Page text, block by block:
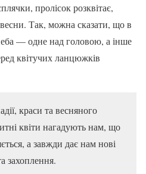
пролісок розквітає,
Так, можна сказати, що в
— одне над головою, а інше
квітучих ланцюжків
краси та весняного
квіти нагадують нам, що
а завжди дає нам нові
захоплення.